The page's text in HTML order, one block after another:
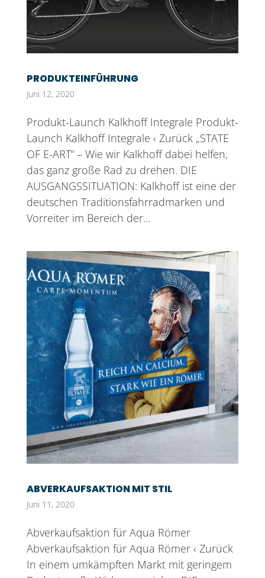
PRODUKTEINFÜHRUNG
Juni 12, 2020
Produkt-Launch Kalkhoff Integrale Produkt-
Launch Kalkhoff Integrale ‹ Zurück „STATE
OF E-ART“ – Wie wir Kalkhoff dabei helfen,
das ganz große Rad zu drehen. DIE
AUSGANGSSITUATION: Kalkhoff ist eine der
deutschen Traditionsfahrradmarken und
Vorreiter im Bereich der...
ABVERKAUFSAKTION MIT STIL
Juni 11, 2020
Abverkaufsaktion für Aqua Römer
Abverkaufsaktion für Aqua Römer ‹ Zurück
In einem umkämpften Markt mit geringem